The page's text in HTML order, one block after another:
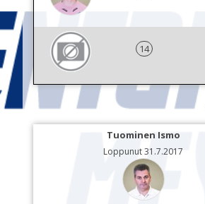
14
Tuominen Ismo
Loppunut 31.7.2017